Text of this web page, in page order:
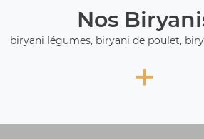
Nos
biryani légumes, biryani de poulet,
+